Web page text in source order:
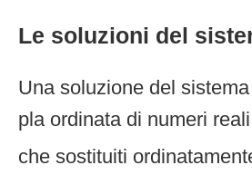
Le soluzioni del
Una soluzione del
pla ordinata di numeri
che sostituiti